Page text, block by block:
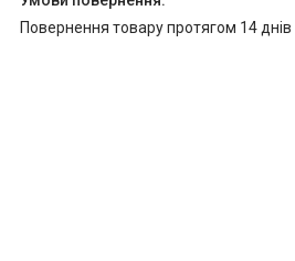
повернення товару протягом 14 днів